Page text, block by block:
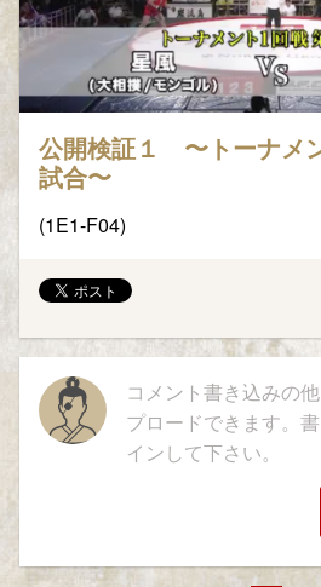
公開検証１ 〜トーナメ
試合〜
(1E1-F04)
コメント書き込みの
プロードできます。
インして下さい。